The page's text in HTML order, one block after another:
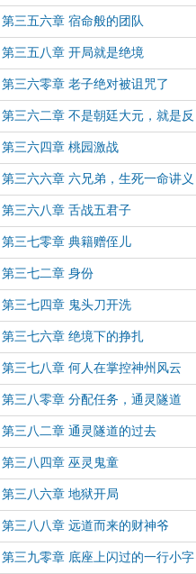
第三五六章 宿命般的团队
第三五八章 开局就是绝境
第三六零章 老子绝对被诅咒了
第三六二章 不是朝廷大元，就是反
贼
第三六四章 桃园激战
第三六六章 六兄弟，生死一命讲义
气
第三六八章 舌战五君子
第三七零章 典籍赠侄儿
第三七二章 身份
第三七四章 鬼头刀开洗
第三七六章 绝境下的挣扎
第三七八章 何人在掌控神州风云
第三八零章 分配任务，通灵隧道
第三八二章 通灵隧道的过去
第三八四章 巫灵鬼童
第三八六章 地狱开局
第三八八章 远道而来的财神爷
第三九零章 底座上闪过的一行小字